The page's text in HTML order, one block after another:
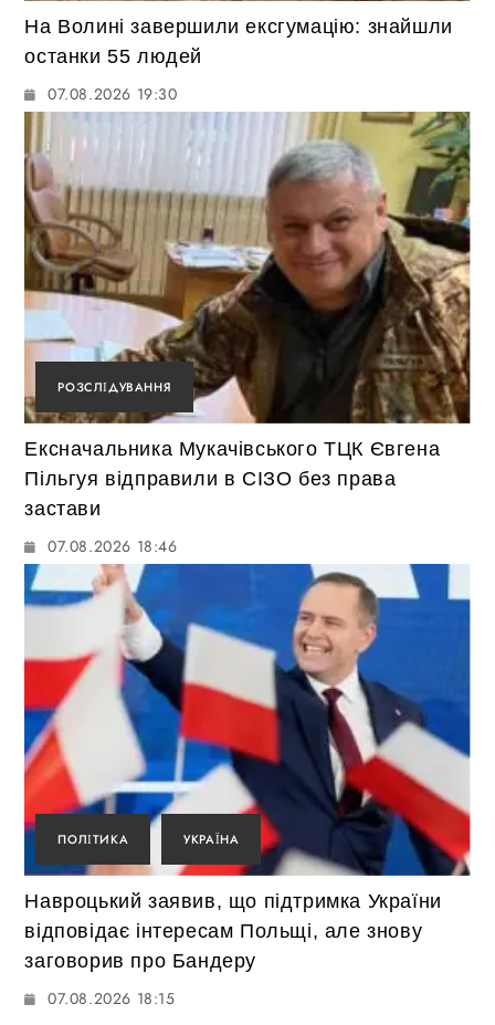
На Волині завершили ексгумацію: знайшли
останки 55 людей
07.08.2026 19:30
РОЗСЛІДУВАННЯ
Ексначальника Мукачівського ТЦК Євгена
Пільгуя відправили в СІЗО без права
застави
07.08.2026 18:46
ПОЛІТИКА УКРАЇНА
Навроцький заявив, що підтримка України
відповідає інтересам Польщі, але знову
заговорив про Бандеру
07.08.2026 18:15